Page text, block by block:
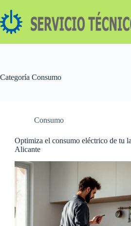
al
contenido
Categoría Consumo
Consumo
Optimiza el consumo eléctrico de tu
Alicante